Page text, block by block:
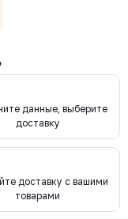
данные, выберите
доставку
доставку с вашими
товарами